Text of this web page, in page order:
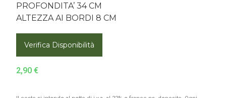
PROFONDITA’ 34 CM
ALTEZZA AI BORDI 8 CM
Verifica Disponibilità
2,90 €